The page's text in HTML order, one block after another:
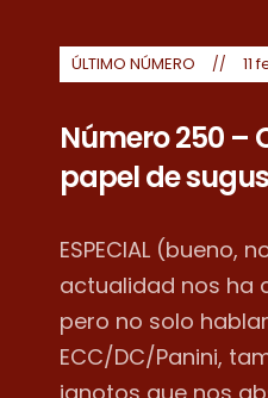
ÚLTIMO NÚMERO 11
Número 250 –
papel de sugus
ESPECIAL (bueno,
actualidad nos ha
pero no solo
ECC/DC/Panini,